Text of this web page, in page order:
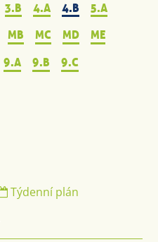
Týdenní plán
3.B 4.A 4.B
5.A
MB MC MD
ME
9.A 9.B
9.C